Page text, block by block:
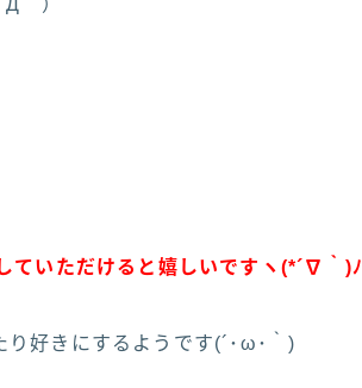
｀）
ていただけると嬉しいですヽ(*´∇｀)ﾉ
り好きにするようです(´･ω･｀)